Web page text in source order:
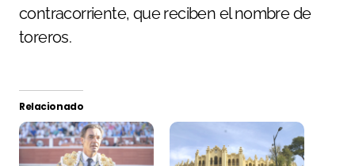
contracorriente, que reciben el nombre de
toreros.
Relacionado